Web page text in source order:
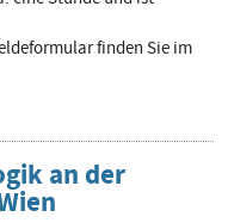
finden Sie im
an der